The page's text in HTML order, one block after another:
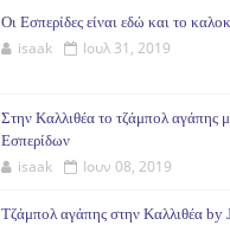
Οι Εσπερίδες είναι εδώ και το
isaak Ιουλ 31, 2019
Στην Καλλιθέα το τζάμπολ αγάπης
Εσπερίδων
isaak Ιουν 08, 2019
Τζάμπολ αγάπης στην Καλλιθέα by